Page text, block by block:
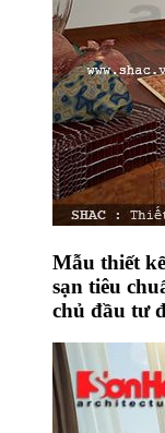
Mẫu thiết
sạn tiêu
chủ đầu tư